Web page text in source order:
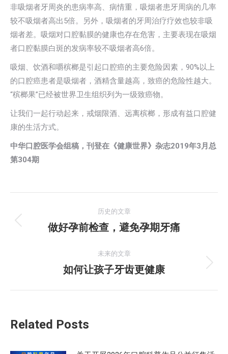
非吸烟者牙周炎的患病率高、病情重，吸烟者患牙周病的几率
较不吸烟者高出5倍。另外，吸烟者的牙周治疗疗效也较非吸
烟者差。吸烟对口腔黏膜的健康也存在危害，主要表现在吸烟
者口腔黏膜白斑的发病率较不吸烟者高6倍。
吸烟、饮酒和嚼槟榔是引起口腔癌的主要危险因素，90%以上
的口腔癌患者是吸烟者，酒精含量越高，致癌的危险性越大。
“槟榔果”已经被世界卫生组织列为一级致癌物。
让我们一起行动起来，戒烟限酒、远离槟榔，形成有益口腔健
康的生活方式。
中华口腔医学会组稿，刊登在《健康世界》杂志2019年3月总
第304期
章
历史的文章
历
的
文
做好孕前检查，避免孕期牙痛
未来的文章
未
如何让孩子牙齿更健康
Related Posts